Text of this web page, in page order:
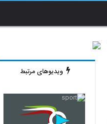
ویدیوهای مرتبط